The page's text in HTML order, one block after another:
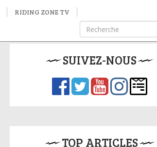
RIDING ZONE TV
SUIVEZ-NOUS
TOP ARTICLES